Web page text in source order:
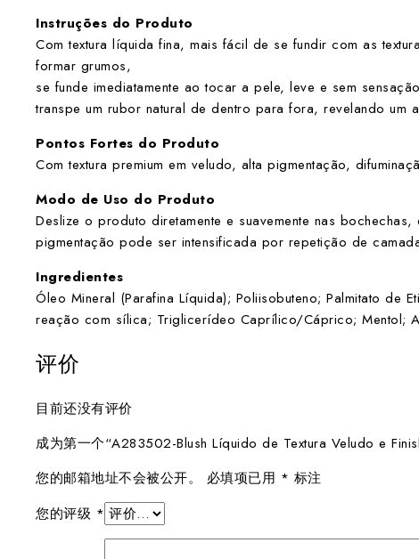
Instruções do Produto
Com textura líquida fina, mais fácil de se fundir com as
formar grumos,
se funde imediatamente ao tocar a pele, leve e sem
transpe um rubor natural de dentro para fora, revelando um
Pontos Fortes do Produto
Com textura premium em veludo, alta pigmentação,
Modo de Uso do Produto
Deslize o produto diretamente e suavemente nas
pigmentação pode ser intensificada por repetição de
Ingredientes
Óleo Mineral (Parafina Líquida); Poliisobuteno; Palmitato
reação com sílica; Triglicerídeo Caprílico/Cáprico; Mentol;
评价
目前还没有评价
成为第一个“A283502-Blush Líquido de Textura Veludo e
您的邮箱地址不会被公开。
必填项已用 * 标注
您的评级 *